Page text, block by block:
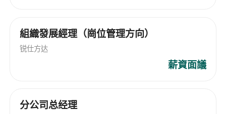
組織發展經理（崗位管理方向）
锐仕方达
薪資面議
分公司总经理